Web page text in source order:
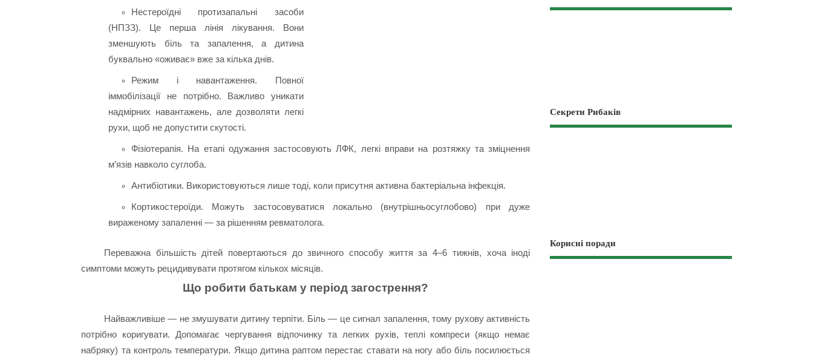
Нестероїдні протизапальні засоби
(НПЗЗ). Це перша лінія лікування. Вони
зменшують біль та запалення, а дитина
буквально «оживає» вже за кілька днів.
Режим і навантаження. Повної
іммобілізації не потрібно. Важливо уникати
надмірних навантажень, але дозволяти легкі
рухи, щоб не допустити скутості.
Фізіотерапія. На етапі одужання застосовують ЛФК, легкі вправи на розтяжку та зміцнення
м’язів навколо суглоба.
Антибіотики. Використовуються лише тоді, коли присутня активна бактеріальна інфекція.
Кортикостероїди. Можуть застосовуватися локально (внутрішньосуглобово) при дуже
вираженому запаленні — за рішенням ревматолога.
Переважна більшість дітей повертаються до звичного способу життя за 4–6 тижнів, хоча іноді
симптоми можуть рецидивувати протягом кількох місяців.
Що робити батькам у період загострення?
Найважливіше — не змушувати дитину терпіти. Біль — це сигнал запалення, тому рухову активність
потрібно коригувати. Допомагає чергування відпочинку та легких рухів, теплі компреси (якщо немає
набряку) та контроль температури. Якщо дитина раптом перестає ставати на ногу або біль посилюється
Секрети Рибаків
Корисні поради